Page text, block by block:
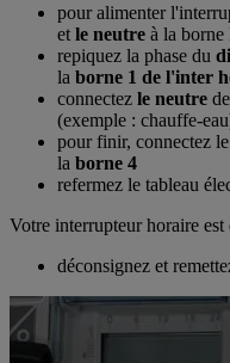
pour alimenter
et le neutre à la
repiquez la phase du
la borne 1 de l'inter
connectez le neutre
(exemple : chauffe-
pour finir, connectez
la borne 4
refermez le tableau
Votre interrupteur horaire
déconsignez et